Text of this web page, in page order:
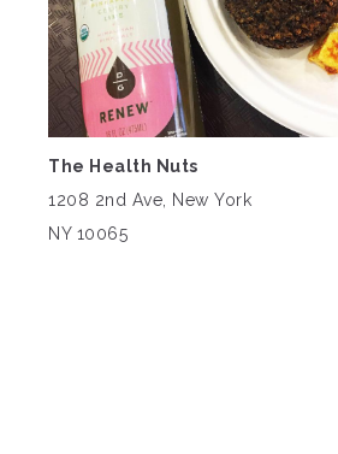
The Health Nuts
1208 2nd Ave, New York
NY 10065